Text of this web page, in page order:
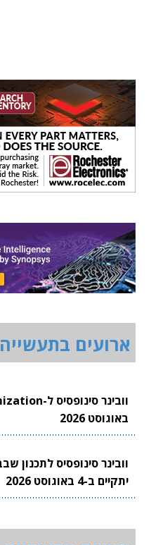
ארועים בתעשייה
באוגוסט 2026
יתקיים ב-4 באוגוסט 2026